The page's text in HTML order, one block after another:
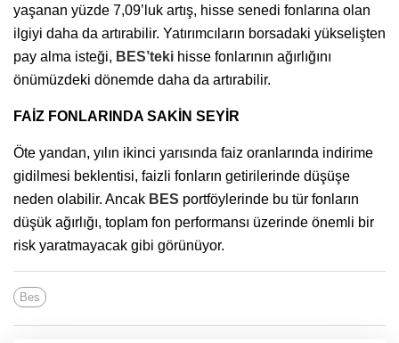
yaşanan yüzde 7,09’luk artış, hisse senedi fonlarına olan
ilgiyi daha da artırabilir. Yatırımcıların borsadaki yükselişten
pay alma isteği, BES’teki hisse fonlarının ağırlığını
önümüzdeki dönemde daha da artırabilir.
FAİZ FONLARINDA SAKİN SEYİR
Öte yandan, yılın ikinci yarısında faiz oranlarında indirime
gidilmesi beklentisi, faizli fonların getirilerinde düşüşe
neden olabilir. Ancak BES portföylerinde bu tür fonların
düşük ağırlığı, toplam fon performansı üzerinde önemli bir
risk yaratmayacak gibi görünüyor.
Bes